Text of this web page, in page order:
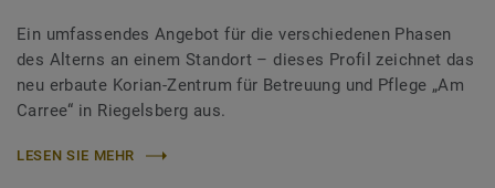
Ein umfassendes Angebot für die verschiedenen Phasen
des Alterns an einem Standort – dieses Profil zeichnet das
neu erbaute Korian-Zentrum für Betreuung und Pflege „Am
Carree“ in Riegelsberg aus.
LESEN SIE MEHR